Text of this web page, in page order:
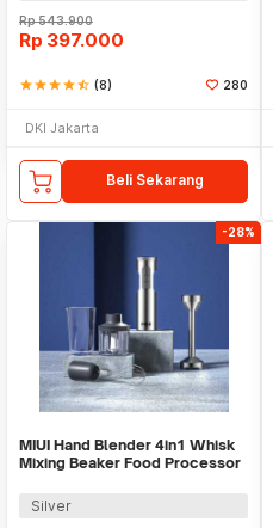
Rp543.900
Rp 397.000
starstarstarstarstar_half (8) 280
DKI Jakarta
Beli Sekarang
-28%
MIUI Hand Blender 4in1 Whisk
Mixing Beaker Food Processor
Silver